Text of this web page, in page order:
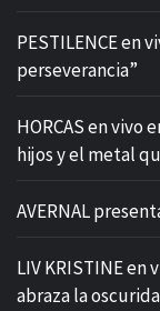
PESTILENCE en
perseverancia”
HORCAS en vivo
hijos y el metal
AVERNAL
LIV KRISTINE en
abraza la